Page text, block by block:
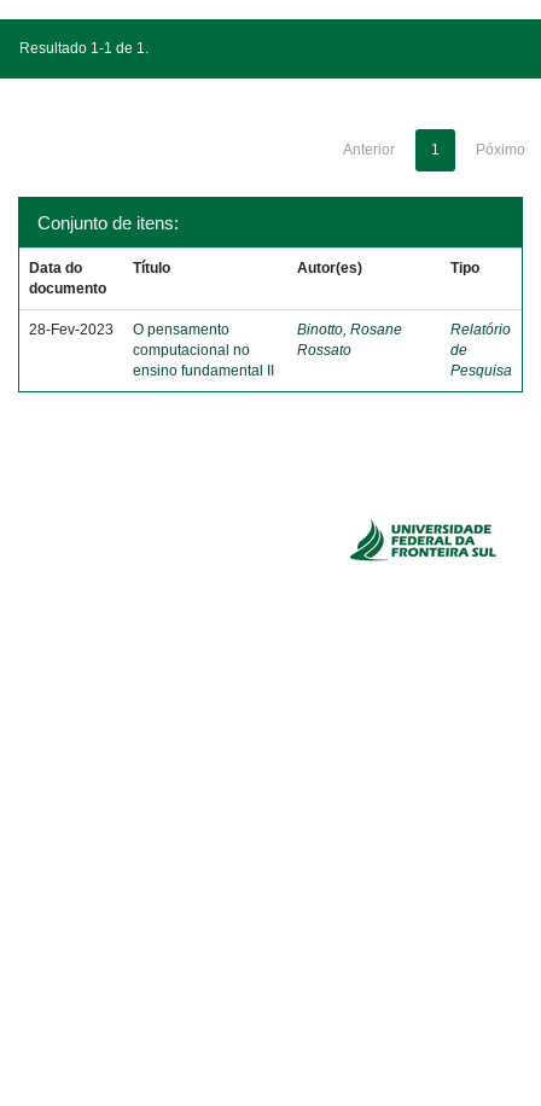
Resultado 1-1 de 1.
Anterior 1 Póximo
Conjunto de itens:
Data do
documento
Título Autor(es) Tipo
28-Fev-2023
O pensamento
computacional no
ensino fundamental II
Binotto, Rosane
Rossato
Relatório
de
Pesquisa